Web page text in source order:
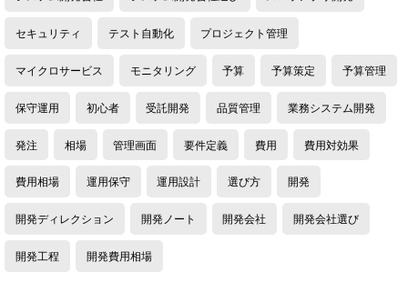
セキュリティ テスト自動化 プロジェクト管理
マイクロサービス モニタリング 予算 予算策定 予算管理
保守運用 初心者 受託開発 品質管理 業務システム開発
発注 相場 管理画面 要件定義 費用 費用対効果
費用相場 運用保守 運用設計 選び方 開発
開発ディレクション 開発ノート 開発会社 開発会社選び
開発工程 開発費用相場